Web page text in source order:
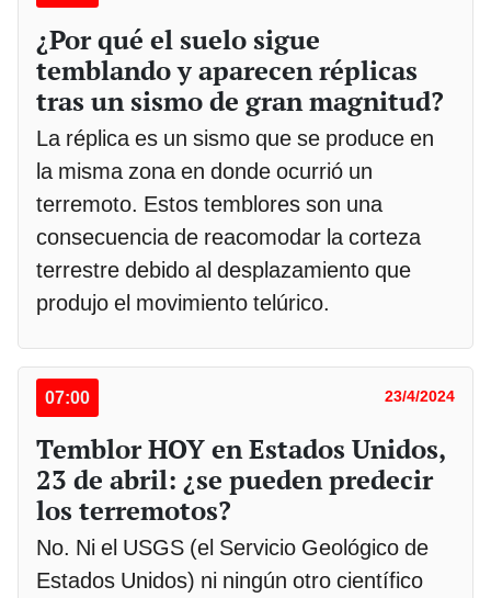
¿Por qué el suelo sigue
temblando y aparecen réplicas
tras un sismo de gran magnitud?
La réplica es un sismo que se produce en
la misma zona en donde ocurrió un
terremoto. Estos temblores son una
consecuencia de reacomodar la corteza
terrestre debido al desplazamiento que
produjo el movimiento telúrico.
07:00 23/4/2024
Temblor HOY en Estados Unidos,
23 de abril: ¿se pueden predecir
los terremotos?
No. Ni el USGS (el Servicio Geológico de
Estados Unidos) ni ningún otro científico